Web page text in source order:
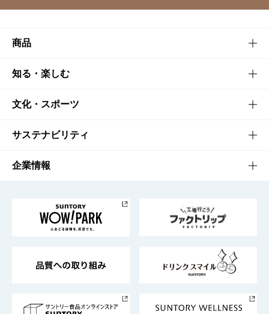
商品
商品TOP
商品一覧
商品発売情報
栄養成分一覧
知る・楽しむ
知る・楽しむTOP
キャンペーン
工場見学
地域情報
文化・スポーツ
文化・スポーツTOP
サントリーホール
サントリーサンバーズ大阪
サステナビリティ
サステナビリティTOP
サントリーが考えるサステナビリティ経営
企業情報
企業概要